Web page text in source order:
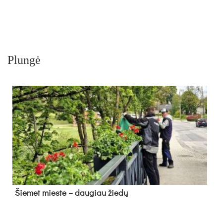
Plungė
Šie­met mies­te – dau­giau žie­dų